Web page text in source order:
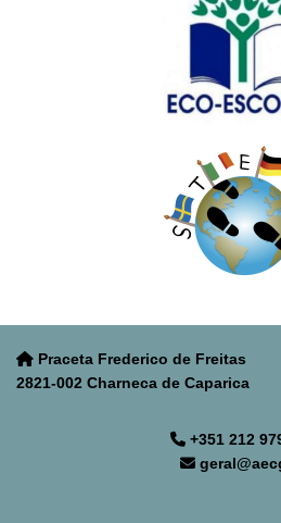
Praceta Frederico de Freitas
2821-002 Charneca de Caparica
+351 212